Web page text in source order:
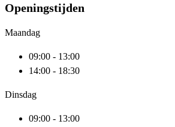
Openingstijden
Maandag
09:00 - 13:00
14:00 - 18:30
Dinsdag
09:00 - 13:00